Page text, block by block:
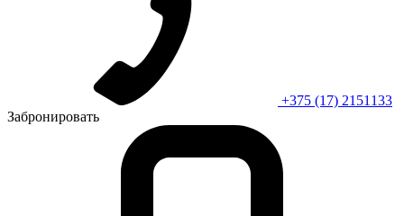
+375 (17) 2151133
Забронировать